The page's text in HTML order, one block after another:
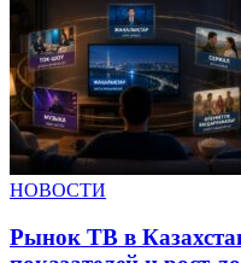
НОВОСТИ
Рынок ТВ в